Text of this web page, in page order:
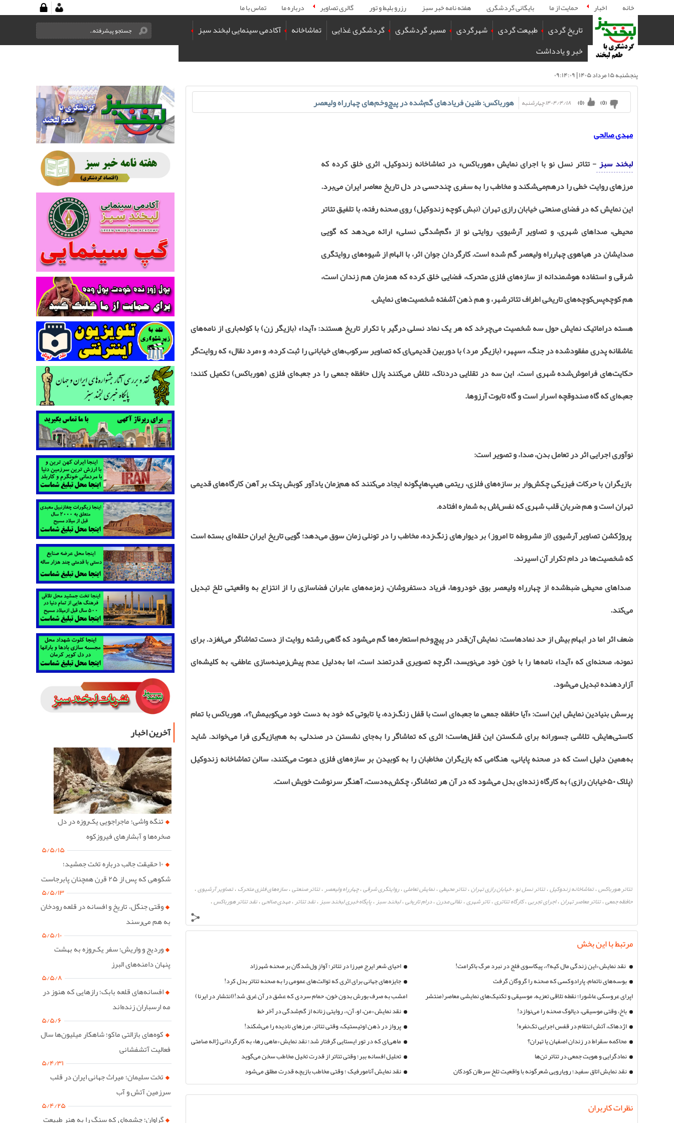
خانه اخبار حمایت از ما بایگانی گردشگری هفته نامه خبر سبز رزرو بلیط و تور گالری تصاویر درباره ما تماس با ما
تاریخ گردی طبیعت گردی شهرگردی مسیر گردشگری گردشگری غذایی تماشاخانه
آکادمی سینمایی لبخند سبز
خبر و یادداشت
پنجشنبه ۱۵ مرداد ۱۴۰۵ | ۰۹:۱۴:۰۹
۱۴۰۴/۴/۱۸ چهارشنبه (
0
) (
0
)
هورباکس: طنین فریادهای گم‌شده در پیچ‌وخم‌های چهارراه ولیعصر
مهدی صالحی
لبخند سبز- تئاتر نسل نو با اجرای نمایش «هورباکس» در تماشاخانه زندوکیل، اثری خلق کرده که
مرزهای روایت خطی را درهم‌می‌شکند و مخاطب را به سفری چندحسی در دل تاریخ معاصر ایران می‌برد.
این نمایش که در فضای صنعتی خیابان رازی تهران (نبش کوچه زندوکیل) روی صحنه رفته، با تلفیق تئاتر
محیطی، صداهای شهری، و تصاویر آرشیوی، روایتی نو از «گم‌شدگی نسلی» ارائه می‌دهد که گویی
صدایشان در هیاهوی چهارراه ولیعصر گم شده است. کارگردان جوان اثر، با الهام از شیوه‌های روایتگری
شرقی و استفاده هوشمندانه از سازه‌های فلزی متحرک، فضایی خلق کرده که همزمان هم زندان است،
هم کوچه‌پس‌کوچه‌های تاریخی اطراف تئاترشهر، و هم ذهن آشفته شخصیت‌های نمایش.
هسته دراماتیک نمایش حول سه شخصیت می‌چرخد که هر یک نماد نسلی درگیر با تکرار تاریخ هستند: «آیدا» (بازیگر زن) با کوله‌باری از نامه‌های
عاشقانه پدری مفقودشده در جنگ، «سپهر» (بازیگر مرد) با دوربین قدیمی‌ای که تصاویر سرکوب‌های خیابانی را ثبت کرده، و «مرد نقال» که روایت‌گر
حکایت‌های فراموش‌شده شهری است. این سه در تقلایی دردناک، تلاش می‌کنند پازل حافظه جمعی را در جعبه‌ای فلزی (هورباکس) تکمیل کنند؛
جعبه‌ای که گاه صندوقچه اسرار است و گاه تابوت آرزوها.
نوآوری اجرایی اثر در تعامل بدن، صدا، و تصویر است:
بازیگران با حرکات فیزیکی چکش‌وار بر سازه‌های فلزی، ریتمی هیپ‌هاپگونه ایجاد می‌کنند که هم‌زمان یادآور کوبش پتک بر آهن کارگاه‌های قدیمی
تهران است و هم ضربان قلب شهری که نفس‌اش به شماره افتاده.
پروژکشن تصاویر آرشیوی (از مشروطه تا امروز) بر دیوارهای زنگ‌زده، مخاطب را در تونلی زمان سوق می‌دهد؛ گویی تاریخ ایران حلقه‌ای بسته است
که شخصیت‌ها در دام تکرار آن اسیرند.
صداهای محیطی ضبط‌شده از چهارراه ولیعصر بوق خودروها، فریاد دستفروشان، زمزمه‌های عابران فضاسازی را از انتزاع به واقعیتی تلخ تبدیل
می‌کند.
ضعف اثر اما در ابهام بیش از حد نمادهاست: نمایش آن‌قدر در پیچ‌وخم استعاره‌ها گم می‌شود که گاهی رشته روایت از دست تماشاگر می‌لغزد. برای
نمونه، صحنه‌ای که «آیدا» نامه‌ها را با خون خود می‌نویسد، اگرچه تصویری قدرتمند است، اما به‌دلیل عدم پیش‌زمینه‌سازی عاطفی، به کلیشه‌ای
آزاردهنده تبدیل می‌شود.
پرسش بنیادین نمایش این است: «آیا حافظه جمعی ما جعبه‌ای است با قفل زنگ‌زده، یا تابوتی که خود به دست خود می‌کوبیمش؟». هورباکس با تمام
کاستی‌هایش، تلاشی جسورانه برای شکستن این قفل‌هاست؛ اثری که تماشاگر را به‌جای نشستن در صندلی، به هم‌بازیگری فرا می‌خواند. شاید
به‌همین دلیل است که در صحنه پایانی، هنگامی که بازیگران مخاطبان را به کوبیدن بر سازه‌های فلزی دعوت می‌کنند، سالن تماشاخانه زندوکیل
(پلاک۵۰خیابان رازی) به کارگاه زنده‌ای بدل می‌شود که در آن هر تماشاگر، چکش‌به‌دست، آهنگر سرنوشت خویش است.
تئاتر هورباکس،تماشاخانه زندوکیل،تئاتر نسل نو ،خیابان رازی تهران،تئاتر محیطی،نمایش تعاملی،روایتگری شرقی،چهارراه ولیعصر ،تئاتر صنعتی،سازه‌های فلزی متحرک ،تصاویر آرشیوی،
حافظه جمعی،تئاتر معاصر تهران،اجرای تجربی،کارگاه تئاتری،ئاتر شهری،نقالی مدرن،درام تاریخی،لبخند سبز ،پایگاه خبری لبخند سبز ،نقد تئاتر ،مهدی صالحی،نقد تئاتر هورباکس،
مرتبط با این بخش
نقد نمایش «این زندگی مال کیه؟»، پیکاسوی فلج در نبرد مرگِ باکرامت!
احیای شعر ایرج میرزا در تئاتر؛ آوازِ ول‌شدگان بر صحنه شهرزاد
بوسه‌های ناتمام، پارادوکسی که صحنه را گروگان گرفت
جایزه‌های جهانی برای اثری که توالت‌های عمومی را به صحنه تئاتر بدل کرد!
اپرای عروسکی عاشورا؛ نقطه تلاقی تعزیه، موسیقی و تکنیک‌های نمایشی معاصر(منتشر
شده در ایرنا و جام جم)
امشب به صرف بورش بدون خون، حمام سردی که عشق در آن غرق شد!(انتشار در ایرنا)
باخ، وقتی موسیقی، دیالوگ صحنه را می‌نوازد!
نقد نمایش «من، او، آن»، روایتی زنانه از گم‌شدگی در آخر خط
اژدهاک، آتش انتقام در قفس اجرایی تک‌نفره!
پرواز در ذهن اوتیستیک، وقتی تئاتر، مرزهای نادیده را می‌شکند!
محاکمه سقراط در زندان اصفهان یا تهران؟
ماهی‌ای که در تور ایستایی گرفتار شد؛ نقد نمایش «ماهی رها» به کارگردانی ژاله صامتی
نمادگرایی و هویت جمعی در تئاتر تن‌ها
تحلیل افسانه ببر؛ وقتی تئاتر از قدرت تخیل مخاطب سخن می‌گوید
نقد نمایش اتاق سفید؛ رویارویی شعرگونه با واقعیت تلخ سرطان کودکان
نقد نمایش آنامورفیک ؛ وقتی مخاطب بازیچه قدرت مطلق می‌شود
نظرات کاربران
آخرین اخبار
تنگه واشی؛ ماجراجویی یک‌روزه در دل
صخره‌ها و آبشارهای فیروزکوه
۵/۵/۱۵
۱۰ حقیقت جالب درباره تخت جمشید؛
شکوهی که پس از ۲۵ قرن همچنان پابرجاست
۵/۵/۱۳
وقتی جنگل، تاریخ و افسانه در قلعه رودخان
به هم می‌رسند
۵/۵/۱۰
وردیج و واریش؛ سفر یک‌روزه به بهشت
پنهان دامنه‌های البرز
۵/۵/۸
افسانه‌های قلعه بابک؛ رازهایی که هنوز در
مه ارسباران زنده‌اند
۵/۵/۶
کوه‌های بازالتی ماکو؛ شاهکار میلیون‌ها سال
فعالیت آتشفشانی
۵/۴/۳۱
تخت سلیمان؛ میراث جهانی ایران در قلب
سرزمین آتش و آب
۵/۴/۲۵
گراوان؛ چشمه‌ای که سنگ را به هنر طبیعت